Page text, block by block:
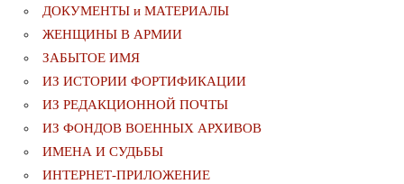
ДОКУМЕНТЫ и МАТЕРИАЛЫ
ЖЕНЩИНЫ В АРМИИ
ЗАБЫТОЕ ИМЯ
ИЗ ИСТОРИИ ФОРТИФИКАЦИИ
ИЗ РЕДАКЦИОННОЙ ПОЧТЫ
ИЗ ФОНДОВ ВОЕННЫХ АРХИВОВ
ИМЕНА И СУДЬБЫ
ИНТЕРНЕТ-ПРИЛОЖЕНИЕ